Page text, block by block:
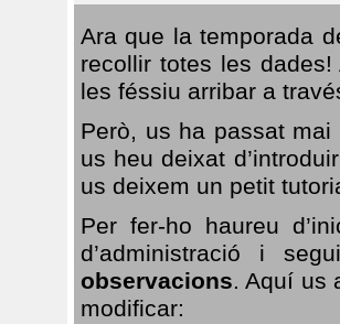
Ara que la temporada
recollir totes les
les féssiu arribar a
Però, us ha passat
us heu deixat
us deixem un petit
Per fer-ho haureu
d’administració i
observacions. Aquí us
modificar: